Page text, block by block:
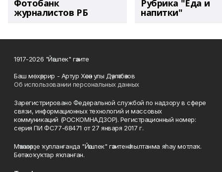
Фотобанк
журналистов РБ
Рубрика "Еда и
напитки"
1917-2026 "Йәшлек" гәзите
Баш мөхәррир - Артур Хәсән улы Дәүләтбәков
Об использовании персональных данных
Зарегистрировано Федеральной службой по надзору в сфере
связи, информационных технологий и массовых
коммуникаций (РОСКОМНАДЗОР). Регистрационный номер:
серия ПИ ФС77-68471 от 27 января 2017 г.
Мәҡәләләрҙе ҡулланғанда "Йәшлек" гәзитенә һылтанма яһау мотлаҡ.
Бөтә хоҡуҡтар яҡланған.